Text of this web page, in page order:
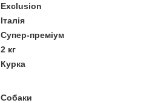
Exclusion
Італія
Супер-преміум
2 кг
Курка
Собаки